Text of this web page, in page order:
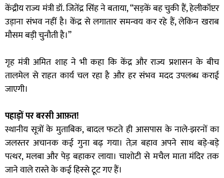
केंद्रीय राज्य मंत्री डॉ. जितेंद्र सिंह ने बताया, “सड़कें बह चुकी हैं, हेलीकॉप्टर
उड़ाना संभव नहीं है। केंद्र से लगातार समन्वय कर रहे हैं, लेकिन खराब
मौसम बड़ी चुनौती है।”
गृह मंत्री अमित शाह ने भी कहा कि केंद्र और राज्य प्रशासन के बीच
तालमेल से राहत कार्य चल रहा है और हर संभव मदद उपलब्ध कराई
जाएगी।
पहाड़ों पर बरसी आफ़त!
स्थानीय सूत्रों के मुताबिक, बादल फटते ही आसपास के नाले-झरनों का
जलस्तर अचानक कई गुना बढ़ गया। तेज़ बहाव अपने साथ बड़े-बड़े
पत्थर, मलबा और पेड़ बहाकर लाया। चाशोटी से मचैल माता मंदिर तक
जाने वाले रास्ते के कई हिस्से टूट गए हैं।